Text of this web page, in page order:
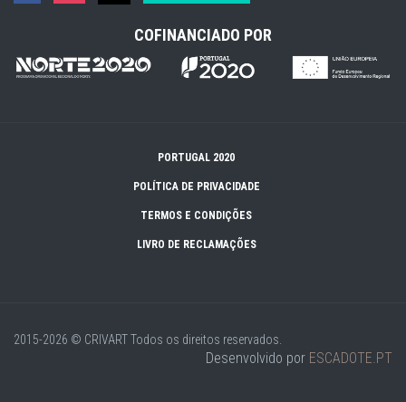
COFINANCIADO POR
PORTUGAL 2020
POLÍTICA DE PRIVACIDADE
TERMOS E CONDIÇÕES
LIVRO DE RECLAMAÇÕES
2015-2026 © CRIVARTTodos os direitos reservados.
Desenvolvido por ESCADOTE.PT